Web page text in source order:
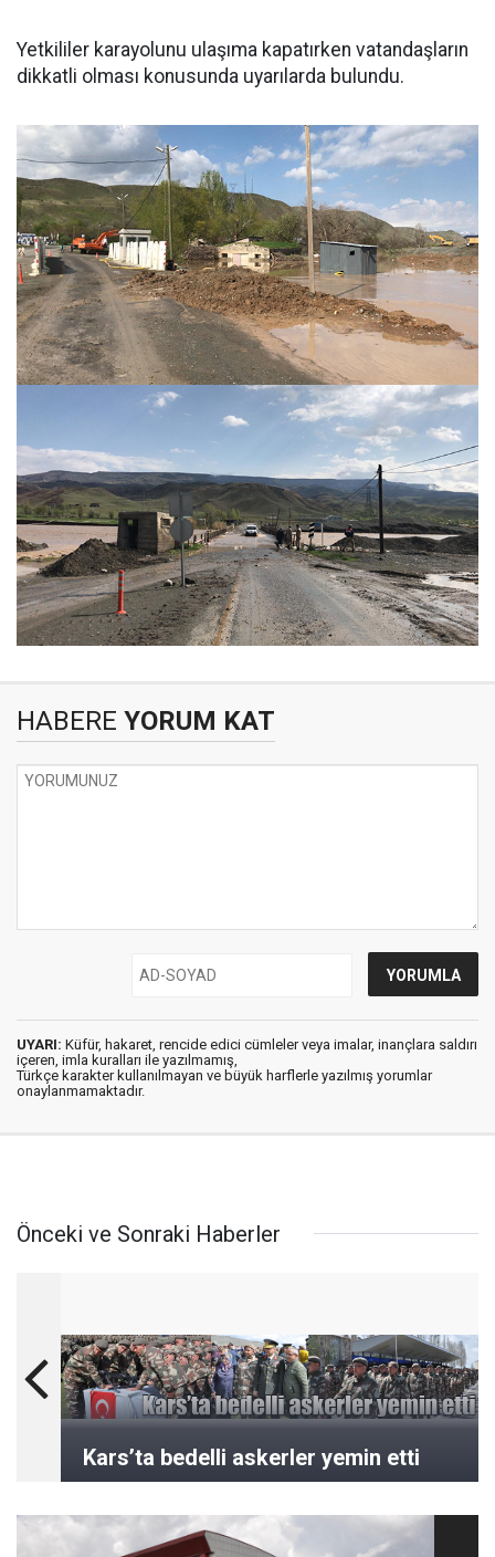
Yetkililer karayolunu ulaşıma kapatırken vatandaşların
dikkatli olması konusunda uyarılarda bulundu.
HABERE YORUM KAT
UYARI: Küfür, hakaret, rencide edici cümleler veya imalar, inançlara saldırı
içeren, imla kuralları ile yazılmamış,
Türkçe karakter kullanılmayan ve büyük harflerle yazılmış yorumlar
onaylanmamaktadır.
Önceki ve Sonraki Haberler
Kars’ta bedelli askerler yemin etti